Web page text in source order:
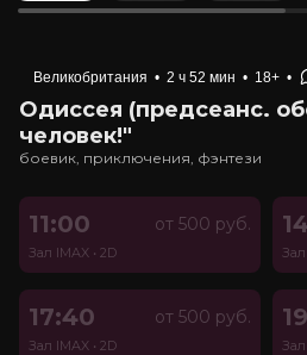
Великобритания • 2 ч 52 мин • 18+ •
Одиссея (предсеанс.
человек!"
боевик, приключения, фэнтези
11:00 от 500 руб.
Зал IMAX • 2D
17:40 от 500 руб.
Зал IMAX • 2D